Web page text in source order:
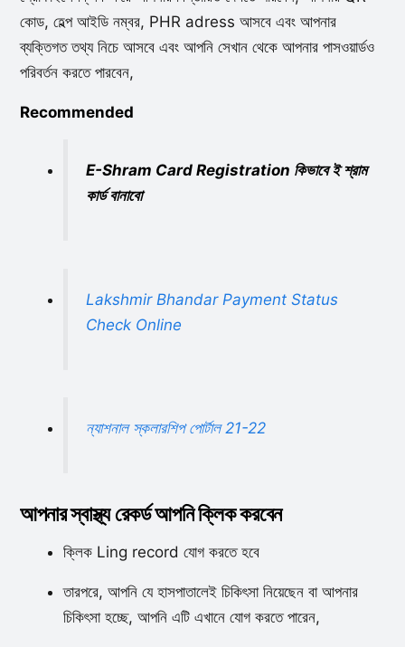
কোড, হেল্প আইডি নম্বর, PHR adress আসবে এবং আপনার
ব্যক্তিগত তথ্য নিচে আসবে এবং আপনি সেখান থেকে আপনার পাসওয়ার্ডও
পরিবর্তন করতে পারবেন,
Recommended
E-Shram Card Registration কিভাবে ই শ্রাম
কার্ড বানাবো
Lakshmir Bhandar Payment Status
Check Online
ন্যাশনাল স্কলারশিপ পোর্টাল 21-22
আপনার স্বাস্থ্য রেকর্ড আপনি ক্লিক করবেন
ক্লিক Ling record যোগ করতে হবে
তারপরে, আপনি যে হাসপাতালেই চিকিৎসা নিয়েছেন বা আপনার
চিকিৎসা হচ্ছে, আপনি এটি এখানে যোগ করতে পারেন,